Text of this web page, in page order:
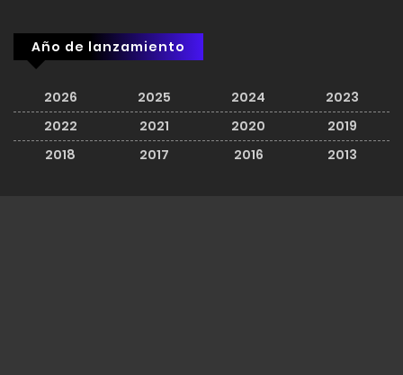
Año de lanzamiento
2026 2025 2024
2023
2022
2021 2020
2019
2018
2017 2016 2013